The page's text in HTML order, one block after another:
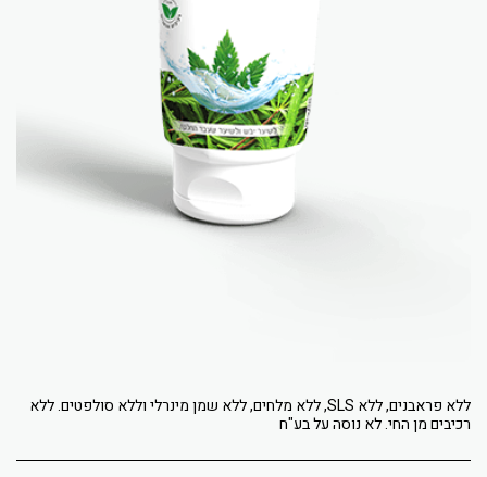
ללא פראבנים, ללא SLS, ללא מלחים, ללא שמן מינרלי וללא סולפטים. ללא
רכיבים מן החי. לא נוסה על בע"ח